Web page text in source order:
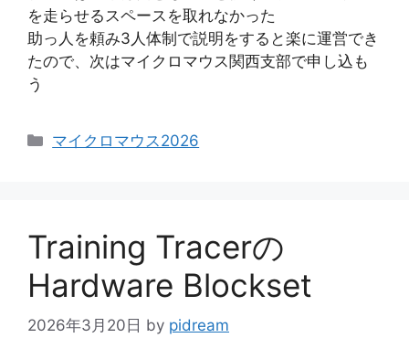
を走らせるスペースを取れなかった
助っ人を頼み3人体制で説明をすると楽に運営でき
たので、次はマイクロマウス関西支部で申し込も
う
カ
マイクロマウス2026
Training Tracerの
Hardware Blockset
2026年3月20日 by pidream